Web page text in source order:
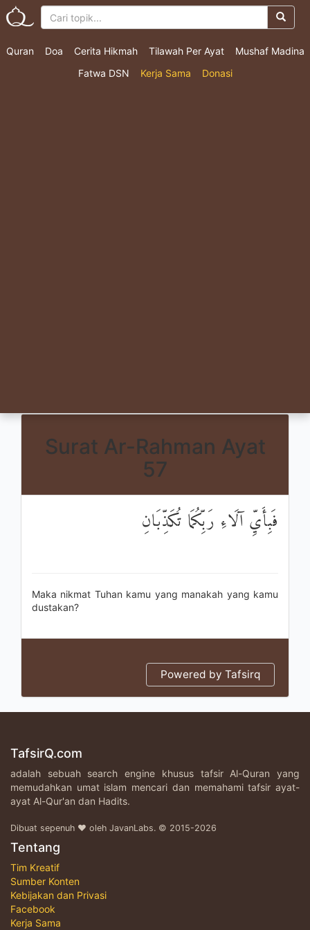
Quran Doa Cerita Hikmah Tilawah Per Ayat
Mushaf Madina
Fatwa DSN
Kerja Sama Donasi
Surat Ar-Rahman Ayat
57
فَبِأَيِّ آلَاءِ رَبِّكُمَا تُكَذِّبَانِ
Maka nikmat Tuhan kamu yang manakah yang kamu
dustakan?
Powered by Tafsirq
TafsirQ.com
adalah sebuah search engine khusus tafsir Al-Quran yang
memudahkan umat islam mencari dan memahami tafsir ayat-
ayat Al-Qur'an dan Hadits.
Dibuat sepenuh ♥ oleh JavanLabs. © 2015-2026
Tentang
Tim Kreatif
Sumber Konten
Kebijakan dan Privasi
Facebook
Kerja Sama